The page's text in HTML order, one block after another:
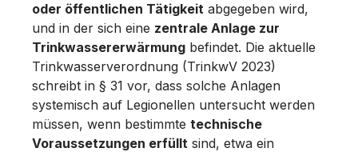
oder öffentlichen Tätigkeit abgegeben wird,
und in der sich eine zentrale Anlage zur
Trinkwassererwärmung befindet. Die aktuelle
Trinkwasserverordnung (TrinkwV 2023)
schreibt in § 31 vor, dass solche Anlagen
systemisch auf Legionellen untersucht werden
müssen, wenn bestimmte technische
Voraussetzungen erfüllt sind, etwa ein